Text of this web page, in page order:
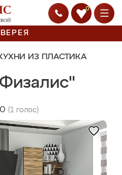
0
ВЕРЕЯ
ИЗ ПЛАСТИКА
(1 голос)